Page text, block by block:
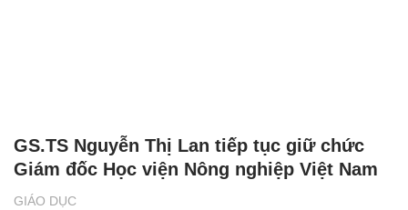
GIÁO DỤC
GS.TS Nguyễn Thị Lan tiếp tục giữ chức
Giám đốc Học viện Nông nghiệp Việt Nam